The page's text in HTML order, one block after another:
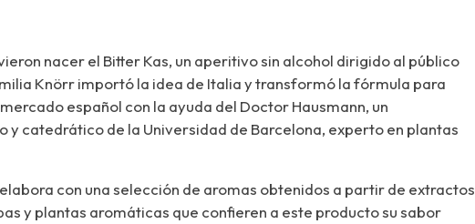
nacer el Bitter Kas, un aperitivo sin alcohol dirigido al público
Knörr importó la idea de Italia y transformó la fórmula para
español con la ayuda del Doctor Hausmann, un
y catedrático de la Universidad de Barcelona, experto en plantas
con una selección de aromas obtenidos a partir de extractos
y plantas aromáticas que confieren a este producto su sabor